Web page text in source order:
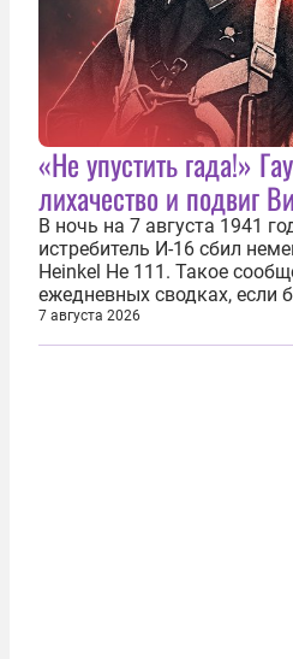
«Не упустить гада!»
лихачество и подвиг
В ночь на 7 августа 1941
истребитель И-16 сбил
Heinkel He 111. Такое
ежедневных сводках, если
обстоятельство. Это был
истории отечественной
7 августа 2026